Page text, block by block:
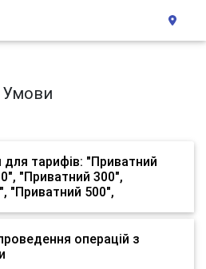
Умови
тарифів: "Приватний
"Приватний 300",
"Приватний 500",
операцій з